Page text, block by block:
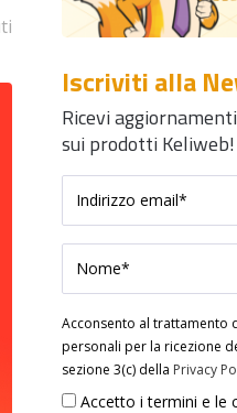
Iscriviti alla
Ricevi
sui prodotti Keliweb!
Acconsento al trattamento
personali per la ricezione
sezione 3(c) della Privacy
Accetto i termini e le